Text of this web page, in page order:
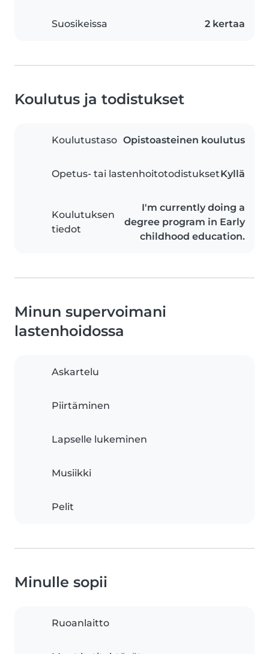
Suosikeissa 2 kertaa
Koulutus ja todistukset
Koulutustaso Opistoasteinen koulutus
Opetus- tai lastenhoitotodistuksetKyllä
Koulutuksen
tiedot
I'm currently doing a
degree program in Early
childhood education.
Minun supervoimani
lastenhoidossa
Askartelu
Piirtäminen
Lapselle lukeminen
Musiikki
Pelit
Minulle sopii
Ruoanlaitto